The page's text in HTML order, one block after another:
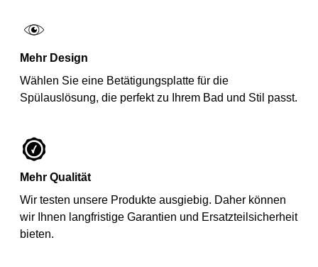
Mehr Design
Wählen Sie eine Betätigungsplatte für die
Spülauslösung, die perfekt zu Ihrem Bad und Stil passt.
Mehr Qualität
Wir testen unsere Produkte ausgiebig. Daher können
wir Ihnen langfristige Garantien und Ersatzteilsicherheit
bieten.